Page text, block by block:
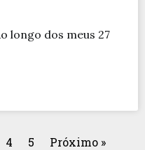
longo dos meus 27
4 5 Próximo »